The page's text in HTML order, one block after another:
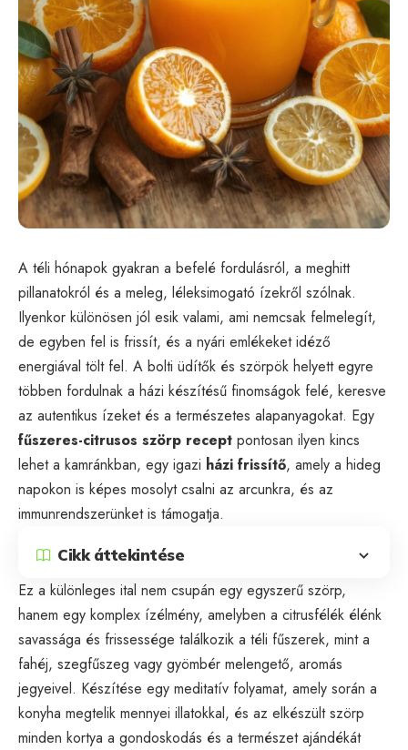
A téli hónapok gyakran a befelé fordulásról, a meghitt
pillanatokról és a meleg, léleksimogató ízekről szólnak.
Ilyenkor különösen jól esik valami, ami nemcsak felmelegít,
de egyben fel is frissít, és a nyári emlékeket idéző
energiával tölt fel. A bolti üdítők és szörpök helyett egyre
többen fordulnak a házi készítésű finomságok felé, keresve
az autentikus ízeket és a természetes alapanyagokat. Egy
fűszeres-citrusos szörp recept pontosan ilyen kincs
lehet a kamránkban, egy igazi házi frissítő, amely a hideg
napokon is képes mosolyt csalni az arcunkra, és az
immunrendszerünketis támogatja.
Cikk áttekintése
Ez a különleges ital nem csupán egy egyszerű szörp,
hanem egy komplex ízélmény, amelyben a citrusfélék élénk
savassága és frissessége találkozik a téli fűszerek, mint a
fahéj, szegfűszeg vagy gyömbér melengető, aromás
jegyeivel. Készítése egy meditatív folyamat, amely során a
konyha megtelik mennyei illatokkal, és az elkészült szörp
minden kortya a gondoskodás és a természet ajándékát